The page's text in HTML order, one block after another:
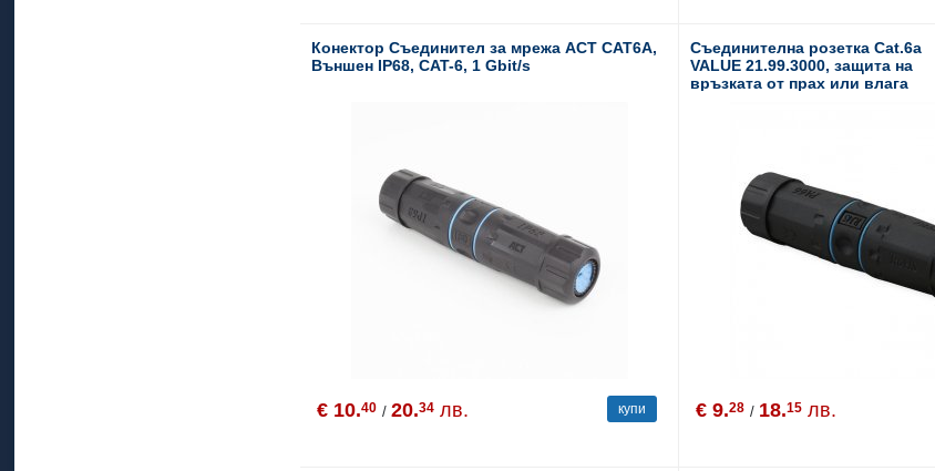
Конектор Съединител за мрежа ACT CAT6A,
Външен IP68, CAT-6, 1 Gbit/s
€ 10.40 /20.34 лв. купи
Съединителна розетка Cat.6a
VALUE 21.99.3000, защита на
връзката от прах или влага
€ 9.28 / 18.15 лв.